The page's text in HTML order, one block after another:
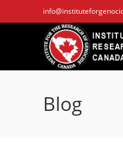
to
Blog